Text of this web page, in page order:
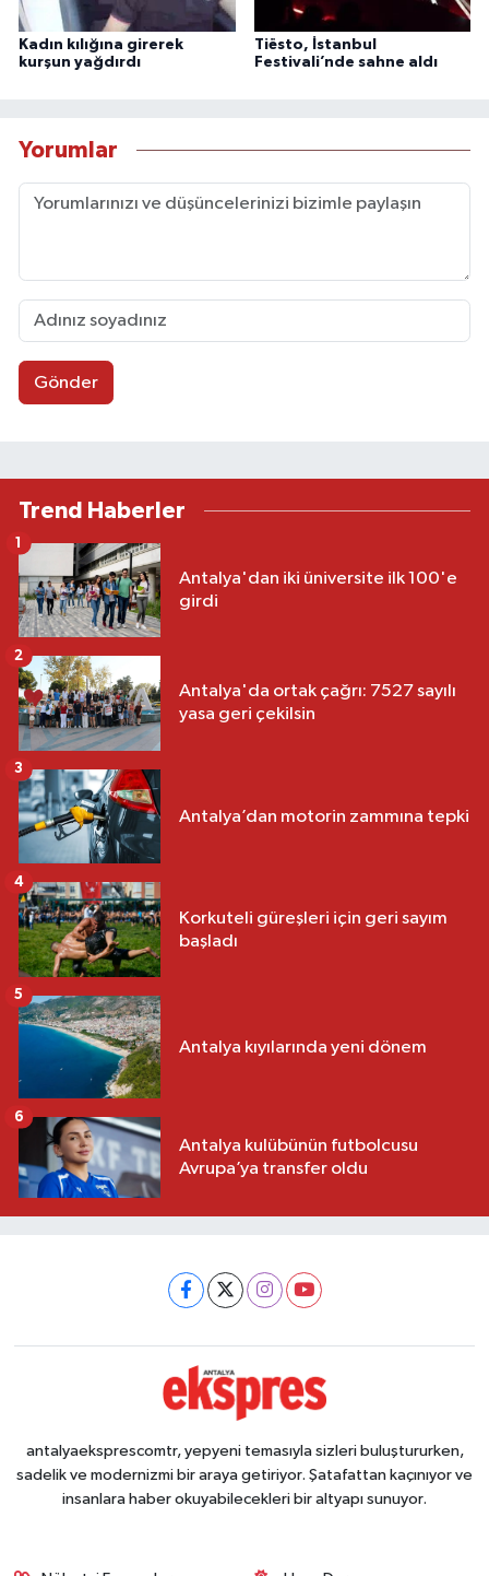
Kadın kılığına girerek
kurşun yağdırdı
Tiësto, İstanbul
Festivali’nde sahne aldı
Yorumlar
Gönder
Trend Haberler
Antalya'dan iki üniversite ilk 100'e
girdi
1
Antalya'da ortak çağrı: 7527 sayılı
yasa geri çekilsin
2
Antalya’dan motorin zammına tepki
3
Korkuteli güreşleri için geri sayım
başladı
4
Antalya kıyılarında yeni dönem
5
Antalya kulübünün futbolcusu
Avrupa’ya transfer oldu
6
antalyaeksprescomtr, yepyeni temasıyla sizleri buluştururken,
sadelik ve modernizmi bir araya getiriyor. Şatafattan kaçınıyor ve
insanlara haber okuyabilecekleri bir altyapı sunuyor.